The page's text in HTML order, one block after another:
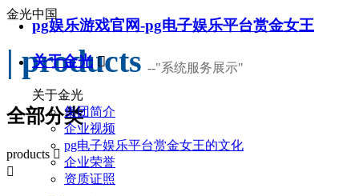
pg娱乐游戏官网-pg电子娱乐平台赏金女王
关于金光 
关于金光
集团简介
企业视频
pg电子娱乐平台赏金女王的文化
企业荣誉
资质证照
金光中国
| products --"系统服务展示"
全部分类
products 
